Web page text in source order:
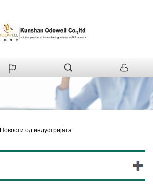
Новости од индустријата